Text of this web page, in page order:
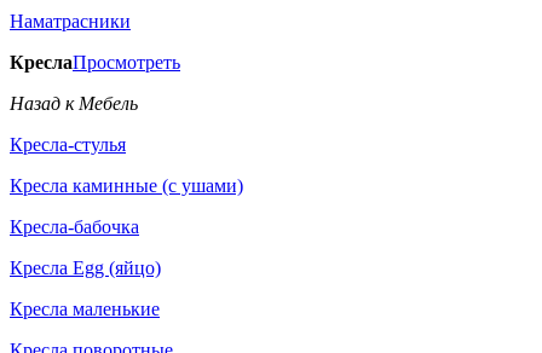
Наматрасники
КреслаПросмотреть
Назад к Мебель
Кресла-стулья
Кресла каминные (с ушами)
Кресла-бабочка
Кресла Egg (яйцо)
Кресла маленькие